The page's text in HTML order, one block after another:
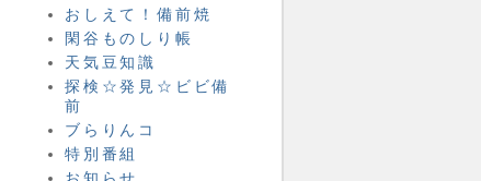
おしえて！備前焼
閑谷ものしり帳
天気豆知識
探検☆発見☆ビビ備
前
ブらりんコ
特別番組